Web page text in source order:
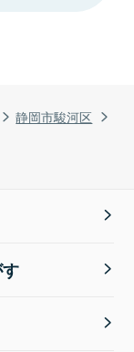
静岡市駿河区